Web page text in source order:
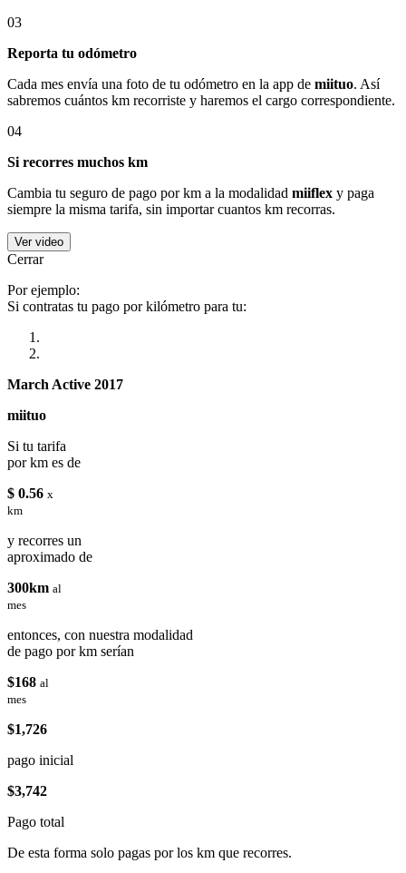
03
Reporta tu odómetro
Cada mes envía una foto de tu odómetro en la app de miituo. Así
sabremos cuántos km recorriste y haremos el cargo correspondiente.
04
Si recorres muchos km
Cambia tu seguro de pago por km a la modalidad miiflex y paga
siempre la misma tarifa, sin importar cuantos km recorras.
Ver video
Cerrar
Por ejemplo:
Si contratas tu pago por kilómetro para tu:
March Active 2017
miituo
Si tu tarifa
por km es de
$ 0.56 x
km
y recorres un
aproximado de
300km al
mes
entonces, con nuestra modalidad
de pago por km serían
$168 al
mes
$1,726
pago inicial
$3,742
Pago total
De esta forma solo pagas por los km que recorres.